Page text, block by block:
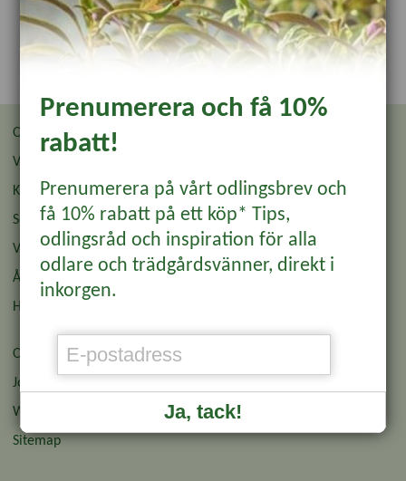
Om oss
Villkor
Kontakt & Butik
Sommarbutiken
Vanliga frågor
Ångra köp
Hållbarhet & Miljö
Odlingsbrev
Wexthuset Garden Club
Affiliate
Pressinformation
Om cookies och GDPR
Jobba hos oss
Wexthuset Japan
Sitemap
Prenumerera och få 10%
rabatt!
Prenumerera på vårt odlingsbrev och
få 10% rabatt på ett köp* Tips,
odlingsråd och inspiration för alla
odlare och trädgårdsvänner, direkt i
inkorgen.
Ja, tack!